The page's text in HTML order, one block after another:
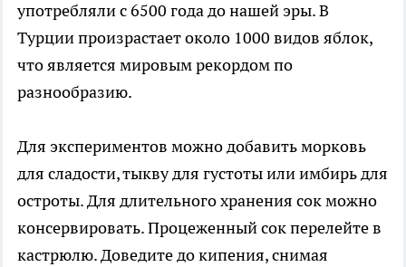
употребляли с 6500 года до нашей эры. В
Турции произрастает около 1000 видов яблок,
что является мировым рекордом по
разнообразию.
Для экспериментов можно добавить морковь
для сладости, тыкву для густоты или имбирь для
остроты. Для длительного хранения сок можно
консервировать. Процеженный сок перелейте в
кастрюлю. Доведите до кипения, снимая